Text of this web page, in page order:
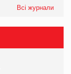
Всі журнали